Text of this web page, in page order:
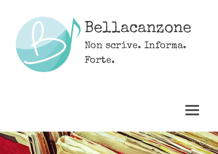
content
Bellacanzone
Non scrive. Informa.
Forte.
MENU